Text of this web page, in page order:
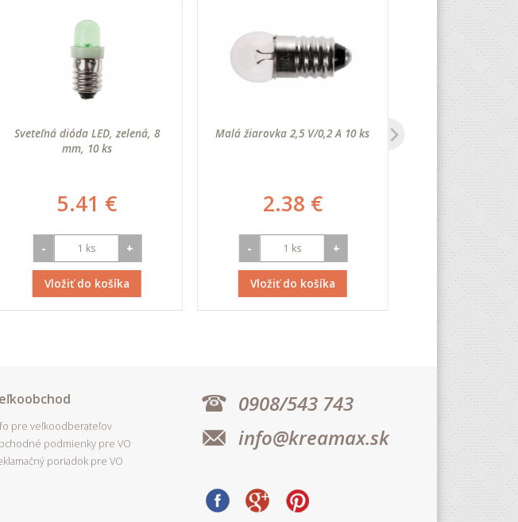
Sveteľná dióda LED, zelená, 8
mm, 10 ks
5.41 €
- +
Vložiť do košíka
Malá žiarovka 2,5 V/0,2 A 10 ks
2.38 €
- +
Vložiť do košíka
Sveteľná dióda,
jasná, červená,
-
Vložiť do
pre veľkoodberateľov
podmienky pre VO
poriadok pre VO
0908/543 743
info@kreamax.sk